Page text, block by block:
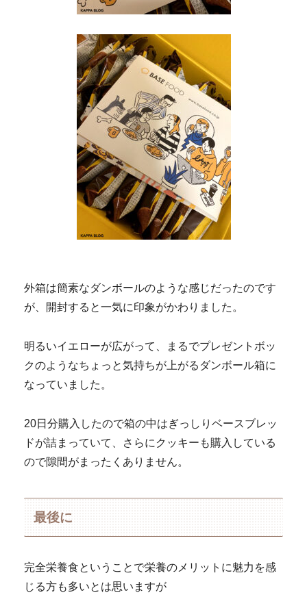
外箱は簡素なダンボールのような感じだったのです
が、開封すると一気に印象がかわりました。
明るいイエローが広がって、まるでプレゼントボッ
クのようなちょっと気持ちが上がるダンボール箱に
なっていました。
20日分購入したので箱の中はぎっしりベースブレッ
ドが詰まっていて、さらにクッキーも購入している
ので隙間がまったくありません。
最後に
完全栄養食ということで栄養のメリットに魅力を感
じる方も多いとは思いますが